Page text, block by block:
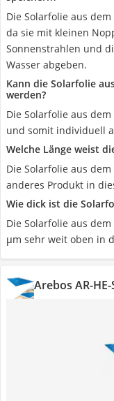
Die Solarfolie aus
da sie mit kleinen
Sonnenstrahlen und
Wasser abgeben.
Kann die Solarfolie
werden?
Die Solarfolie aus
und somit individuell
Welche Länge weist
Die Solarfolie aus
anderes Produkt in
Wie dick ist die
Die Solarfolie aus
μm sehr weit oben in
Arebos ‎AR-HE-